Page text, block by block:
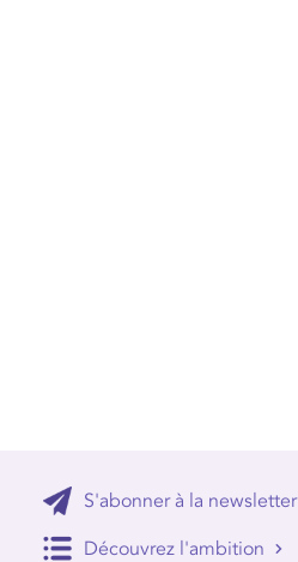
S'abonner à la newsletter
Découvrez l'ambition